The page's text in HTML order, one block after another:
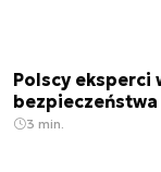
Polscy eksperci
3 min.